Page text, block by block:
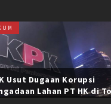
Usut Dugaan Korupsi
Lahan PT HK di